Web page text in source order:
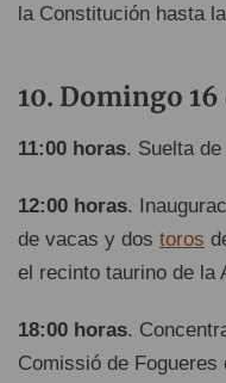
la Constitución hasta
Domingo
11:00 horas. Suelta
12:00 horas.
de vacas y dos toros
el recinto taurino de la
18:00 horas.
Comissió de